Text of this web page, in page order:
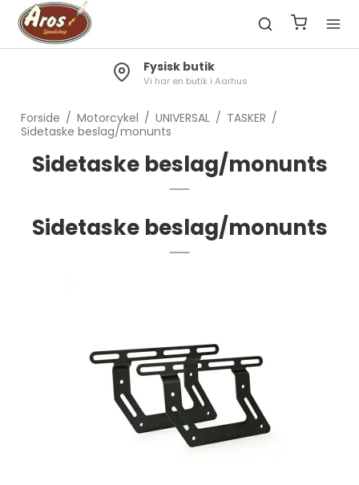
Fysisk butik
Vi har en butik i Aarhus
Forside / Motorcykel / UNIVERSAL / TASKER /
Sidetaske beslag/monunts
Sidetaske beslag/monunts
Sidetaske beslag/monunts